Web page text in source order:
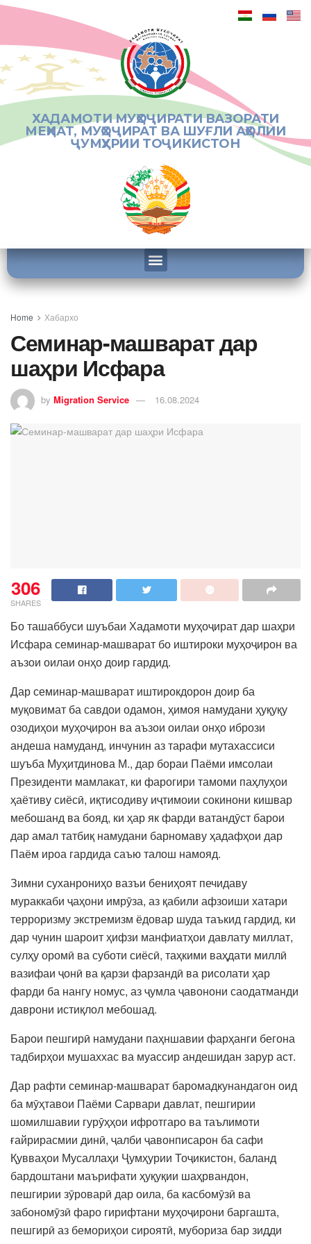
ХАДАМОТИ МУҲОҶИРАТИ ВАЗОРАТИ
МЕҲНАТ, МУҲОҶИРАТ ВА ШУҒЛИ АҲОЛИИ
ҶУМҲУРИИ ТОҶИКИСТОН
Home Хабархо
Семинар-машварат дар
шаҳри Исфара
by Migration Service 16.08.2024
306
SHARES
Бо ташаббуси шуъбаи Хадамоти муҳоҷират дар шаҳри
Исфара семинар-машварат бо иштироки муҳоҷирон ва
аъзои оилаи онҳо доир гардид.
Дар семинар-машварат иштирокдорон доир ба
муқовимат ба савдои одамон, ҳимоя намудани ҳуқуқу
озодиҳои муҳоҷирон ва аъзои оилаи онҳо ибрози
андеша намуданд, инчунин аз тарафи мутахассиси
шуъба Муҳитдинова М., дар бораи Паёми имсолаи
Президенти мамлакат, ки фарогири тамоми паҳлуҳои
ҳаётиву сиёсӣ, иқтисодиву иҷтимоии сокинони кишвар
мебошанд ва бояд, ки ҳар як фарди ватандӯст барои
дар амал татбиқ намудани барномаву ҳадафҳои дар
Паём ироа гардида саъю талош намояд.
Зимни суханрониҳо вазъи бениҳоят печидаву
мураккаби ҷаҳони имрӯза, аз қабили афзоиши хатари
терроризму экстремизм ёдовар шуда таъкид гардид, ки
дар чунин шароит ҳифзи манфиатҳои давлату миллат,
сулҳу оромӣ ва суботи сиёсӣ, таҳкими ваҳдати миллӣ
вазифаи ҷонӣ ва қарзи фарзандӣ ва рисолати ҳар
фарди ба нангу номус, аз ҷумла ҷавонони саодатманди
даврони истиқлол мебошад.
Барои пешгирӣ намудани паҳншавии фарҳанги бегона
тадбирҳои мушаххас ва муассир андешидан зарур аст.
Дар рафти семинар-машварат баромадкунандагон оид
ба мӯҳтавои Паёми Сарвари давлат, пешгирии
шомилшавии гурӯҳҳои ифротгаро ва таълимоти
ғайрирасмии динӣ, ҷалби ҷавонписарон ба сафи
Қувваҳои Мусаллаҳи Ҷумҳурии Тоҷикистон, баланд
бардоштани маърифати ҳуқуқии шаҳрвандон,
пешгирии зӯроварӣ дар оила, ба касбомӯзӣ ва
забономӯзӣ фаро гирифтани муҳоҷирони баргашта,
пешгирӣ аз бемориҳои сироятӣ, мубориза бар зидди